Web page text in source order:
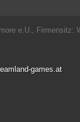
e.U., Firmensitz:
games.at